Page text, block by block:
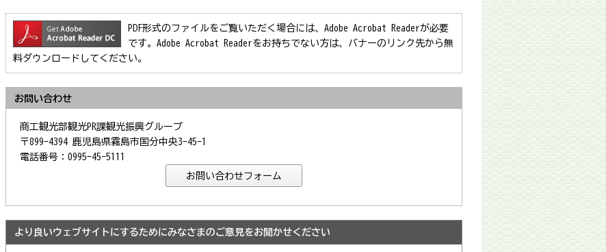
PDF形式のファイルをご覧いただく場合には、Adobe Acrobat Readerが必要
です。Adobe Acrobat Readerをお持ちでない方は、バナーのリンク先から無
料ダウンロードしてください。
お問い合わせ
商工観光部観光PR課観光振興グループ
〒899-4394 鹿児島県霧島市国分中央3-45-1
電話番号：0995-45-5111
より良いウェブサイトにするためにみなさまのご意見をお聞かせください